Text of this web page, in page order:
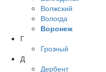
Волжский
Вологда
Воронеж
Г
Грозный
Д
Дербент